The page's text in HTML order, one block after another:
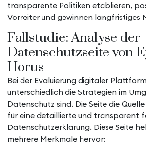
transparente Politiken etablieren,
Vorreiter und gewinnen langfristiges
Fallstudie: Analyse der
Datenschutzseite von
Horus
Bei der Evaluierung digitaler
unterschiedlich die Strategien im
Datenschutz sind. Die Seite die Quelle
für eine detaillierte und transparent
Datenschutzerklärung. Diese Seite
mehrere Merkmale hervor: